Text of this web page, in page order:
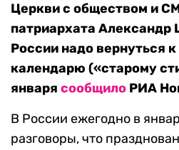
Церкви с обществом и
патриархата Александр
России надо вернуться
календарю («старому
января сообщило РИА
В России ежегодно в
разговоры, что